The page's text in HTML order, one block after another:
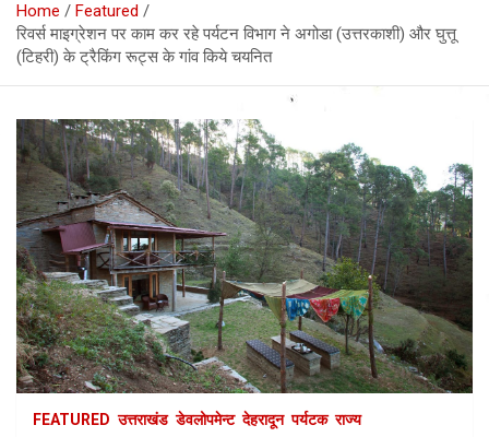
Hindi
Home
Featured
रिवर्स माइग्रेशन पर काम कर रहे पर्यटन विभाग ने अगोडा (उत्तरकाशी) और घुत्तू
(टिहरी) के ट्रैकिंग रूट्स के गांव किये चयनित
FEATURED उत्तराखंड डेवलोपमेन्ट देहरादून पर्यटक राज्य